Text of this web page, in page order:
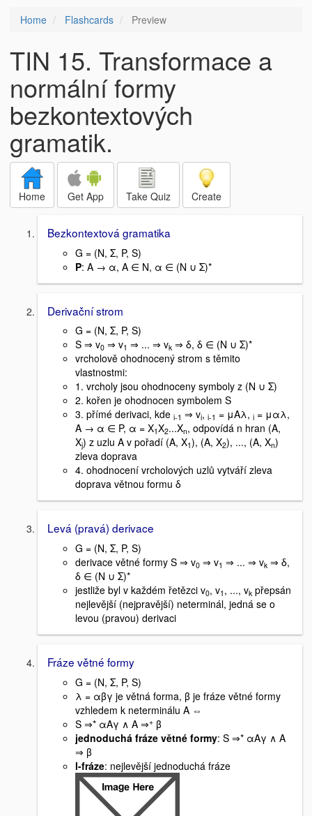
Home Flashcards Preview
TIN 15. Transformace a
normální formy
bezkontextových
gramatik.
Home Get App Take Quiz Create
Bezkontextová gramatika
G = (N, Σ, P, S)
P: A → α, A ∈ N, α ∈ (N ∪ Σ)*
Derivační strom
G = (N, Σ, P, S)
S ⇒ v0 ⇒ v1 ⇒ ... ⇒ vk ⇒ δ, δ ∈ (N ∪ Σ)*
vrcholově ohodnocený strom s těmito
vlastnostmi:
1. vrcholy jsou ohodnoceny symboly z (N ∪ Σ)
2. kořen je ohodnocen symbolem S
3. přímé derivaci, kde i-1 ⇒ vi, i-1 = μAλ, i = μαλ,
A → α ∈ P, α = X1X2...Xn, odpovídá n hran (A,
Xj) z uzlu A v pořadí (A, X1), (A, X2), ..., (A, Xn)
zleva doprava
4. ohodnocení vrcholových uzlů vytváří zleva
doprava větnou formu δ
Levá (pravá) derivace
G = (N, Σ, P, S)
derivace větné formy S ⇒ v0 ⇒ v1 ⇒ ... ⇒ vk ⇒ δ,
δ ∈ (N ∪ Σ)*
jestliže byl v každém řetězci v0, v1 , ..., vk přepsán
nejlevější (nejpravější) neterminál, jedná se o
levou (pravou) derivaci
Fráze větné formy
G = (N, Σ, P, S)
λ = αβγ je větná forma, β je fráze větné formy
vzhledem k neterminálu A ⇔
S ⇒* αAγ ∧ A ⇒+ β
jednoduchá fráze větné formy: S ⇒* αAγ ∧ A
⇒ β
l-fráze: nejlevější jednoduchá fráze